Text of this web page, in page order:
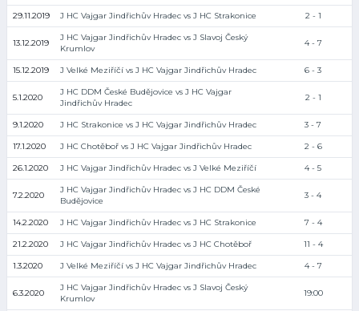
29.11.2019 J HC Vajgar Jindřichův Hradec vs J HC Strakonice 2 - 1
13.12.2019
J HC Vajgar Jindřichův Hradec vs J Slavoj Český
Krumlov
4 - 7
15.12.2019 J Velké Meziříčí vs J HC Vajgar Jindřichův Hradec 6 - 3
5.1.2020
J HC DDM České Budějovice vs J HC Vajgar
Jindřichův Hradec
2 - 1
9.1.2020 J HC Strakonice vs J HC Vajgar Jindřichův Hradec 3 - 7
17.1.2020 J HC Chotěboř vs J HC Vajgar Jindřichův Hradec 2 - 6
26.1.2020 J HC Vajgar Jindřichův Hradec vs J Velké Meziříčí 4 - 5
7.2.2020
J HC Vajgar Jindřichův Hradec vs J HC DDM České
Budějovice
3 - 4
14.2.2020 J HC Vajgar Jindřichův Hradec vs J HC Strakonice 7 - 4
21.2.2020 J HC Vajgar Jindřichův Hradec vs J HC Chotěboř 11 - 4
1.3.2020 J Velké Meziříčí vs J HC Vajgar Jindřichův Hradec 4 - 7
6.3.2020
J HC Vajgar Jindřichův Hradec vs J Slavoj Český
Krumlov
19:00